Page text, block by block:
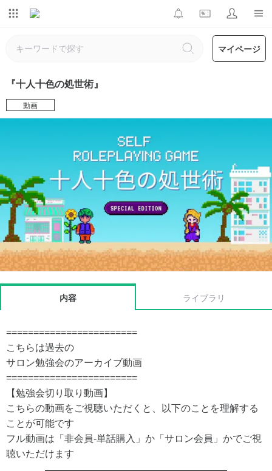
マイページ
『十人十色の処世術』
動画
内容 ライブラリ
========================
こちらは過去の
サロン勉強会のアーカイブ動画
========================
【勉強会切り取り動画】
こちらの動画をご視聴いただくと、以下のことを理解する
ことが可能です
フル動画は「非会員-単話購入」か「サロン会員」かでご視
聴いただけます